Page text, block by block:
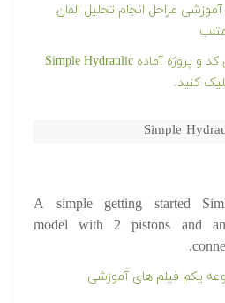
آموزشی مراحل انجام تحلیل المان
دانلود رایگان کد و پروژه آماده Simple Hydraulic
Simple
A simple getting started
model with 2 pistons and
یکم فیلم های آموزشی